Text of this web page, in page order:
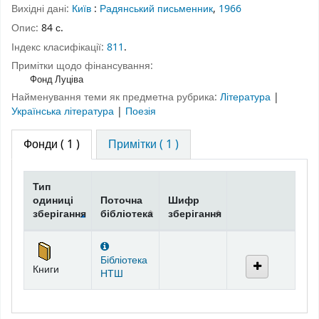
Вихідні дані: Київ : Радянський письменник, 1966
Опис: 84 с.
Індекс класифікації: 811.
Примітки щодо фінансування:
Фонд Луціва
Найменування теми як предметна рубрика: Література |
Українська література | Поезія
Фонди ( 1 ) Примітки ( 1 )
Фонди
Тип
одиниці
зберігання
Поточна
бібліотека
Шифр
зберігання
Книги
Бібліотека
НТШ